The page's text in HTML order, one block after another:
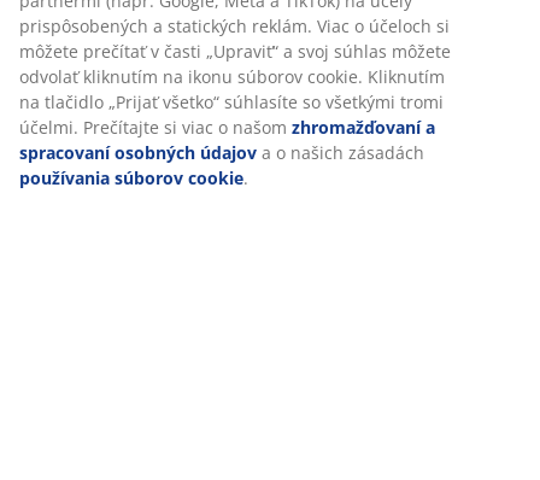
prispôsobených a statických reklám. Viac o účeloch si
môžete prečítať v časti „Upraviť“ a svoj súhlas môžete
odvolať kliknutím na ikonu súborov cookie. Kliknutím
na tlačidlo „Prijať všetko“ súhlasíte so všetkými tromi
účelmi. Prečítajte si viac o našom zhromažďovaní a
spracovaní osobných údajov a o našich zásadách
používania súborov cookie.